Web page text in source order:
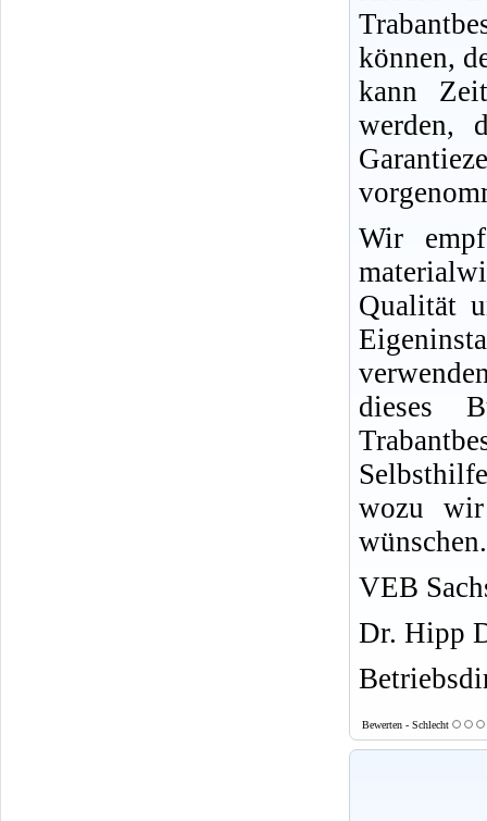
können,
kann
werden,
Wir
Qualität
dieses
wozu
wünschen.
VEB
Dr. Hipp
Bewerten - Schlecht